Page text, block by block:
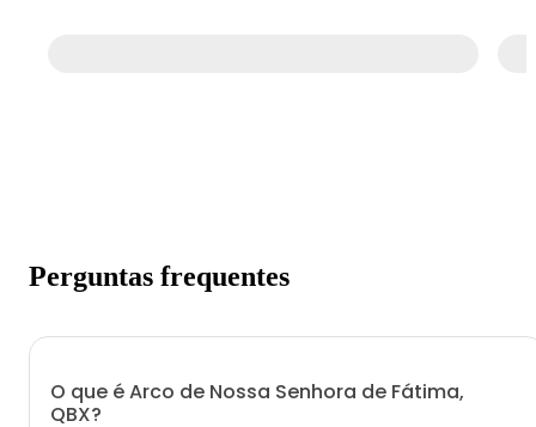
Perguntas frequentes
O que é Arco de Nossa Senhora de Fátima,
QBX?